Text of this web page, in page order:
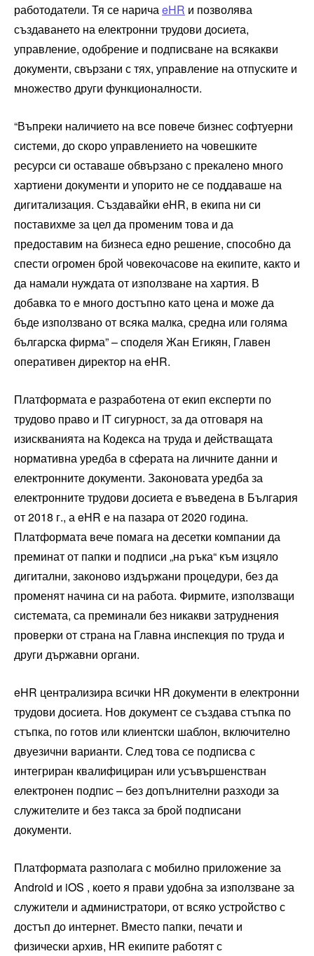
работодатели. Тя се наричаeHR и позволява
създаването на електронни трудови досиета,
управление, одобрение и подписване на всякакви
документи, свързани с тях, управление на отпуските и
множество други функционалности.
“Въпреки наличието на все повече бизнес софтуерни
системи, до скоро управлението на човешките
ресурси си оставаше обвързано с прекалено много
хартиени документи и упорито не се поддаваше на
дигитализация. Създавайки eHR, в екипа ни си
поставихме за цел да променим това и да
предоставим на бизнеса едно решение, способно да
спести огромен брой човекочасове на екипите, както и
да намали нуждата от използване на хартия. В
добавка то е много достъпно като цена и може да
бъде използвано от всяка малка, средна или голяма
българска фирма” – споделя Жан Егикян, Главен
оперативен директор на eHR.
Платформата е разработена от екип експерти по
трудово право и IT сигурност, за да отговаря на
изискванията на Кодекса на труда и действащата
нормативна уредба в сферата на личните данни и
електронните документи. Законовата уредба за
електронните трудови досиета е въведена в България
от 2018 г., а eHR е на пазара от 2020 година.
Платформата вече помага на десетки компании да
преминат от папки и подписи „на ръка“ към изцяло
дигитални, законово издържани процедури, без да
променят начина си на работа. Фирмите, използващи
системата, са преминали без никакви затруднения
проверки от страна на Главна инспекция по труда и
други държавни органи.
eHR централизира всички HR документи в електронни
трудови досиета. Нов документ се създава стъпка по
стъпка, по готов или клиентски шаблон, включително
двуезични варианти. След това се подписва с
интегриран квалифициран или усъвършенстван
електронен подпис – без допълнителни разходи за
служителите и без такса за брой подписани
документи.
Платформата разполага с мобилно приложение за
Android и iOS , което я прави удобна за използване за
служители и администратори, от всяко устройство с
достъп до интернет. Вместо папки, печати и
физически архив, HR екипите работят с